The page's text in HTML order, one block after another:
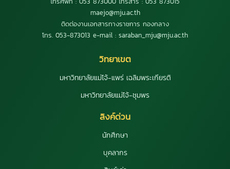
maejo@mju.ac.th
ติดต่องานเอกสารทางราชการ กองกลาง
โทร. 053-873013 e-mail : saraban_mju@mju.ac.th
วิทยาเขต
มหาวิทยาลัยแม่โจ้-แพร่ เฉลิมพระเกียรติ
มหาวิทยาลัยแม่โจ้-ชุมพร
ลิงค์ด่วน
นักศึกษา
บุคลากร